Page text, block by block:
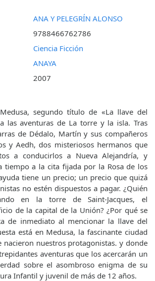
ANA Y PELEGRÍN ALONSO
9788466762786
Ciencia Ficción
ANAYA
2007
segundo título de «La llave del
las aventuras de La torre y la isla. Tras
de Dédalo, Martín y sus compañeros
y Aedh, dos misteriosos hermanos que
a conducirlos a Nueva Alejandría, y
tiempo a la cita fijada por la Rosa de los
tiene un precio; un precio que quizá
no estén dispuestos a pagar. ¿Quién
en la torre de Saint-Jacques, el
de la capital de la Unión? ¿Por qué se
de inmediato al mencionar la llave del
está en Medusa, la fascinante ciudad
nacieron nuestros protagonistas. y donde
aventuras que los acercarán un
sobre el asombroso enigma de su
Infantil y juvenil de más de 12 años.